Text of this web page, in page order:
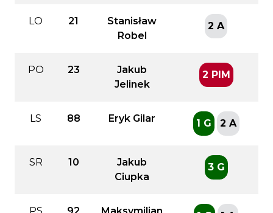
LO 21
Stanisław
Robel
2 A
PO 23
Jakub
Jelinek
2 PIM
LS 88 Eryk Gilar 1 G 2 A
SR 10
Jakub
Ciupka
3 G
PS 92
Maksymilian